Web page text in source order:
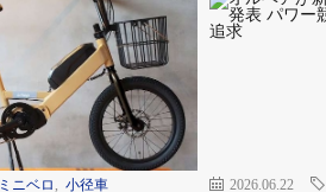
ミニベロ 小径車 2026.06.22